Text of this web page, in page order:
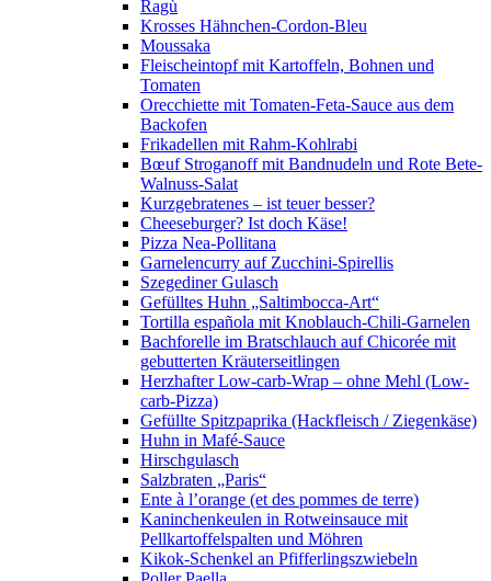
Ragù
Krosses Hähnchen-Cordon-Bleu
Moussaka
Fleischeintopf mit Kartoffeln, Bohnen und
Tomaten
Orecchiette mit Tomaten-Feta-Sauce aus dem
Backofen
Frikadellen mit Rahm-Kohlrabi
Bœuf Stroganoff mit Bandnudeln und Rote Bete-
Walnuss-Salat
Kurzgebratenes – ist teuer besser?
Cheeseburger? Ist doch Käse!
Pizza Nea-Pollitana
Garnelencurry auf Zucchini-Spirellis
Szegediner Gulasch
Gefülltes Huhn „Saltimbocca-Art“
Tortilla española mit Knoblauch-Chili-Garnelen
Bachforelle im Bratschlauch auf Chicorée mit
gebutterten Kräuterseitlingen
Herzhafter Low-carb-Wrap – ohne Mehl (Low-
carb-Pizza)
Gefüllte Spitzpaprika (Hackfleisch / Ziegenkäse)
Huhn in Mafé-Sauce
Hirschgulasch
Salzbraten „Paris“
Ente à l’orange (et des pommes de terre)
Kaninchenkeulen in Rotweinsauce mit
Pellkartoffelspalten und Möhren
Kikok-Schenkel an Pfifferlingszwiebeln